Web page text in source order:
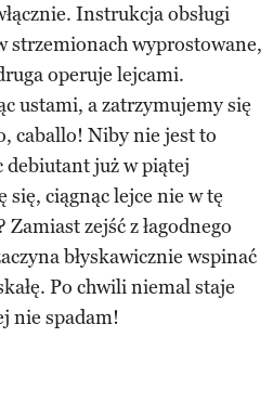
Instrukcja obsługi
strzemionach wyprostowane,
operuje lejcami.
ustami, a zatrzymujemy się
caballo! Niby nie jest to
debiutant już w piątej
ciągnąc lejce nie w tę
zejść z łagodnego
błyskawicznie wspinać
Po chwili niemal staje
nie spadam!